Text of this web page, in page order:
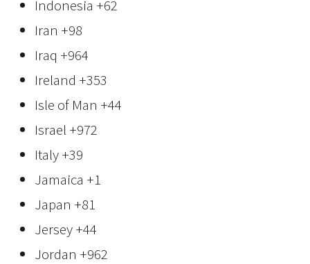
Indonesia +62
Iran +98
Iraq +964
Ireland +353
Isle of Man +44
Israel +972
Italy+39
Jamaica +1
Japan +81
Jersey+44
Jordan +962